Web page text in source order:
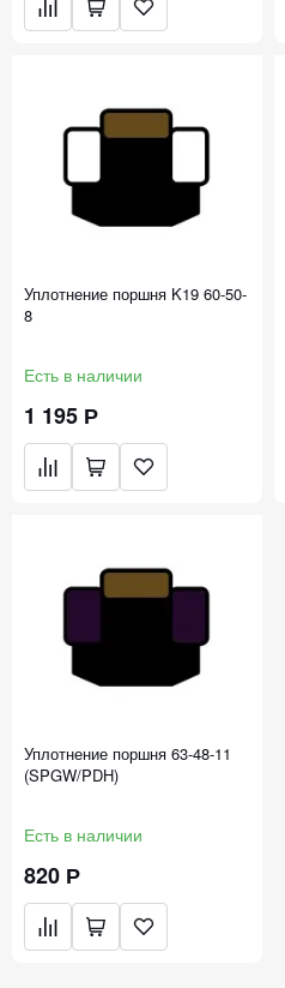
Уплотнение поршня K19 60-50-
8
Есть в наличии
1 195 Р
Уплотнение поршня 63-48-11
(SPGW/PDH)
Есть в наличии
820 Р